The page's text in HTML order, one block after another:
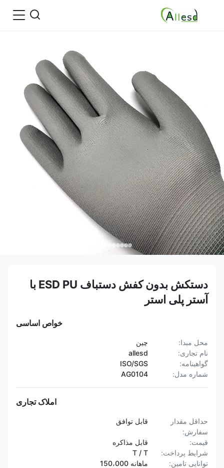
دستکش بدون کفش دستباف ESD PU با
آستر پلی استر
خواص اساسی
محل مبدا:
چین
نام تجاری:
allesd
گواهینامه:
ISO/SGS
شماره مدل:
AG0104
املاک تجاری
حداقل مقدار
سفارش:
قابل توافق
قیمت:
قابل مذاکره
شرایط پرداخت:
T / T
توانایی تامین:
ماهانه 150،000